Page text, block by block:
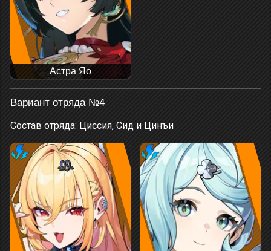
Астра Яо
Вариант отряда №4
Состав отряда: Циссия, Сид и Цинъи